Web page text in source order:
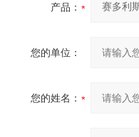
产品：
您的单位：
您的姓名：